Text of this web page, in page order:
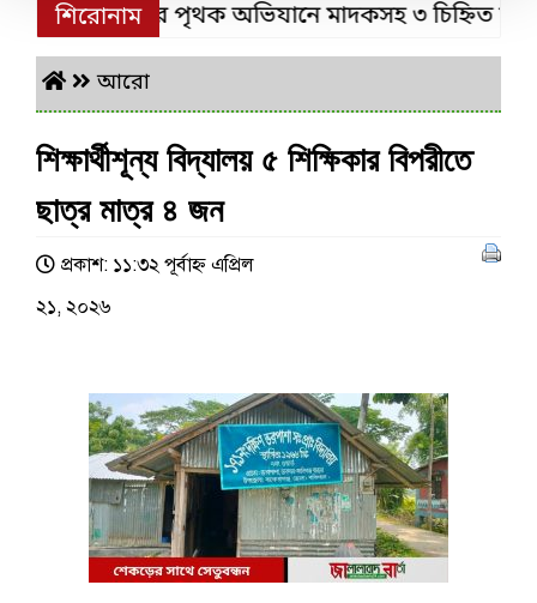
শিরোনামডিবির পৃথক অভিযানে মাদকসহ ৩ চিহ্নিত মাদক
আরো
শিক্ষার্থীশূন্য বিদ্যালয় ৫ শিক্ষিকার বিপরীতে
ছাত্র মাত্র ৪ জন
প্রকাশ: ১১:৩২ পূর্বাহ্ণ এপ্রিল
২১, ২০২৬